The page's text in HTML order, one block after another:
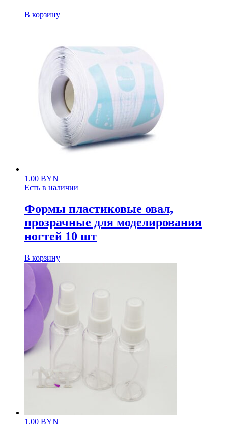
В корзину
1.00 BYN
Есть в наличии
Формы пластиковые овал,
прозрачные для моделирования
ногтей 10 шт
В корзину
1.00 BYN